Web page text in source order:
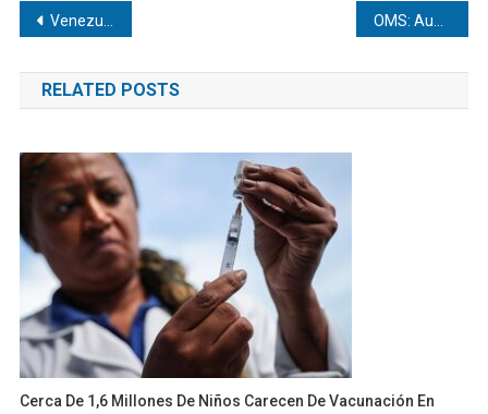
Navegación
de
entradas
Venezuela retomará las clases en zonas no afectadas por los terremotos
RELATED POSTS
Cerca De 1,6 Millones De Niños Carecen De Vacunación En